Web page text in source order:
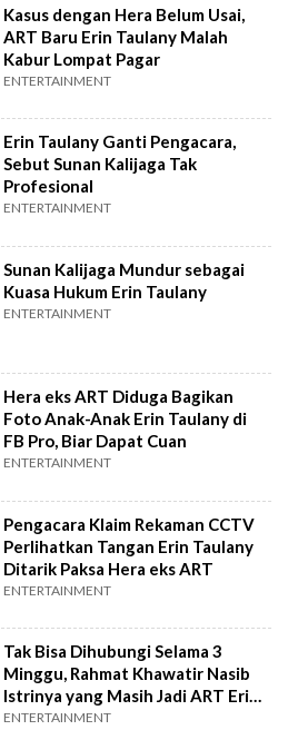
Kasus dengan Hera Belum Usai,
ART Baru Erin Taulany Malah
Kabur Lompat Pagar
ENTERTAINMENT
Erin Taulany Ganti Pengacara,
Sebut Sunan Kalijaga Tak
Profesional
ENTERTAINMENT
Sunan Kalijaga Mundur sebagai
Kuasa Hukum Erin Taulany
ENTERTAINMENT
Hera eks ART Diduga Bagikan
Foto Anak-Anak Erin Taulany di
FB Pro, Biar Dapat Cuan
ENTERTAINMENT
Pengacara Klaim Rekaman CCTV
Perlihatkan Tangan Erin Taulany
Ditarik Paksa Hera eks ART
ENTERTAINMENT
Tak Bisa Dihubungi Selama 3
Minggu, Rahmat Khawatir Nasib
Istrinya yang Masih Jadi ART Erin
Taulany
ENTERTAINMENT